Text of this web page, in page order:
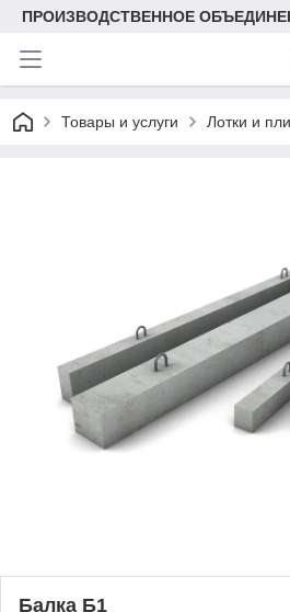
ПРОИЗВОДСТВЕННОЕ
Товары и услуги Лотки и
Балка Б1